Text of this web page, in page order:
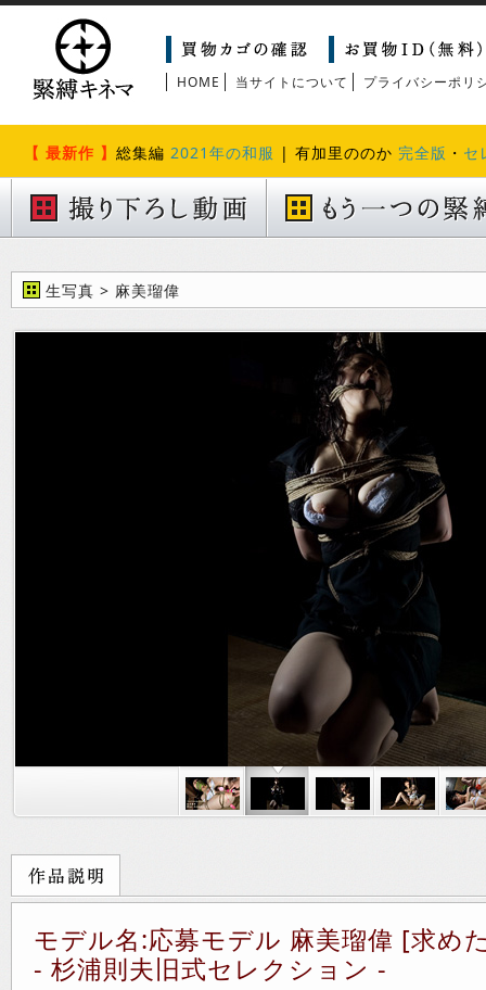
HOME 当サイトについて プライバシーポリ
【 最新作 】 総集編 2021年の和服 | 有加里ののか 完全版 ・ セ
生写真 > 麻美瑠偉
モデル名:応募モデル 麻美瑠偉 [求め
- 杉浦則夫旧式セレクション -